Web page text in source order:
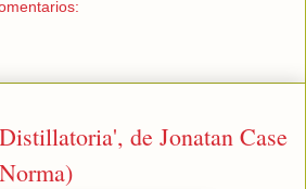
de Jonatan Case